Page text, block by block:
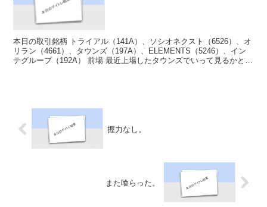
本日の取引銘柄 トライアル（141A）、ソシオネクスト（6526）、オ
リラン（4661）、タウンズ（197A）、ELEMENTS（5246）、イン
テグループ（192A） 前場 最近上場したタウンズでいって見るかと思
握力なし。
また喰らった。